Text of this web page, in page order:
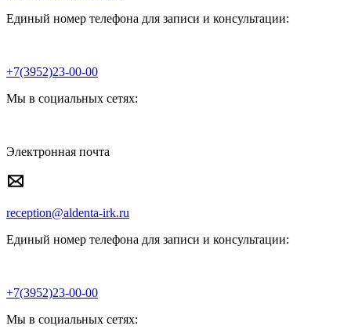
Единый номер телефона для записи и консультации:
+7(3952)23-00-00
Мы в социальных сетях:
Электронная почта
reception@aldenta-irk.ru
Единый номер телефона для записи и консультации:
+7(3952)23-00-00
Мы в социальных сетях: